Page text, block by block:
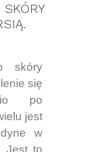
skóry
się
po
jest
w
Jest to